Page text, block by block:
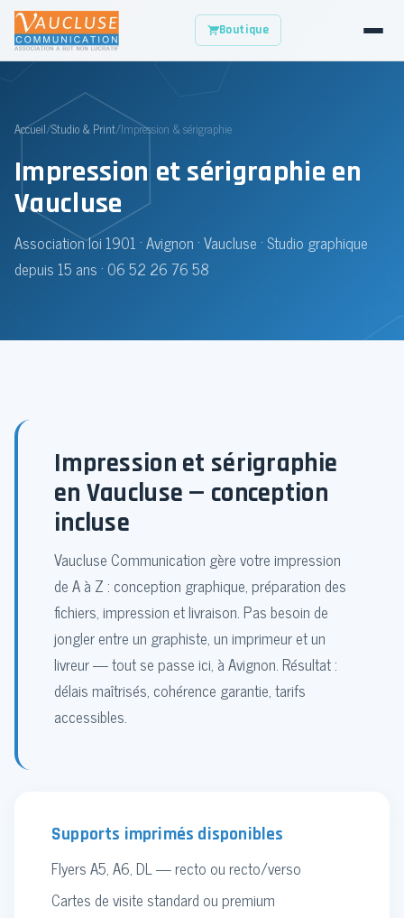
Boutique
Accueil/Studio & Print/Impression & sérigraphie
Impression et sérigraphie en
Vaucluse
Association loi 1901 · Avignon · Vaucluse · Studio graphique
depuis 15 ans · 06 52 26 76 58
Impression et sérigraphie
en Vaucluse — conception
incluse
Vaucluse Communication gère votre impression
de A à Z : conception graphique, préparation des
fichiers, impression et livraison. Pas besoin de
jongler entre un graphiste, un imprimeur et un
livreur — tout se passe ici, à Avignon. Résultat :
délais maîtrisés, cohérence garantie, tarifs
accessibles.
Supports imprimés disponibles
Flyers A5, A6, DL — recto ou recto/verso
Cartes de visite standard ou premium